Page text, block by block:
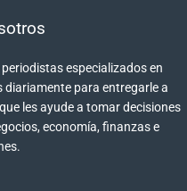
especializados en
para entregarle a
les ayude a tomar decisiones
economía, finanzas e